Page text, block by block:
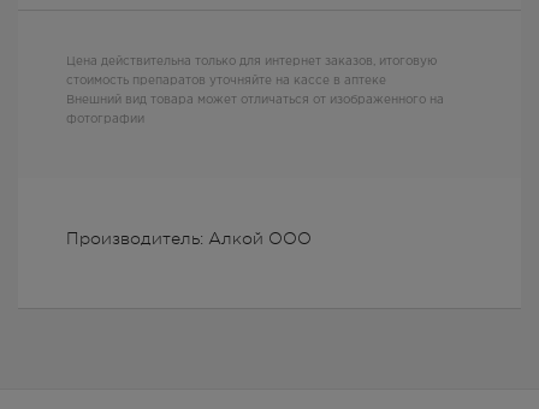
Производитель: Алкой ООО
Цена действительна только для интернет заказов, итоговую
стоимость препаратов уточняйте на кассе в аптеке
Внешний вид товара может отличаться от изображенного на
фотографии